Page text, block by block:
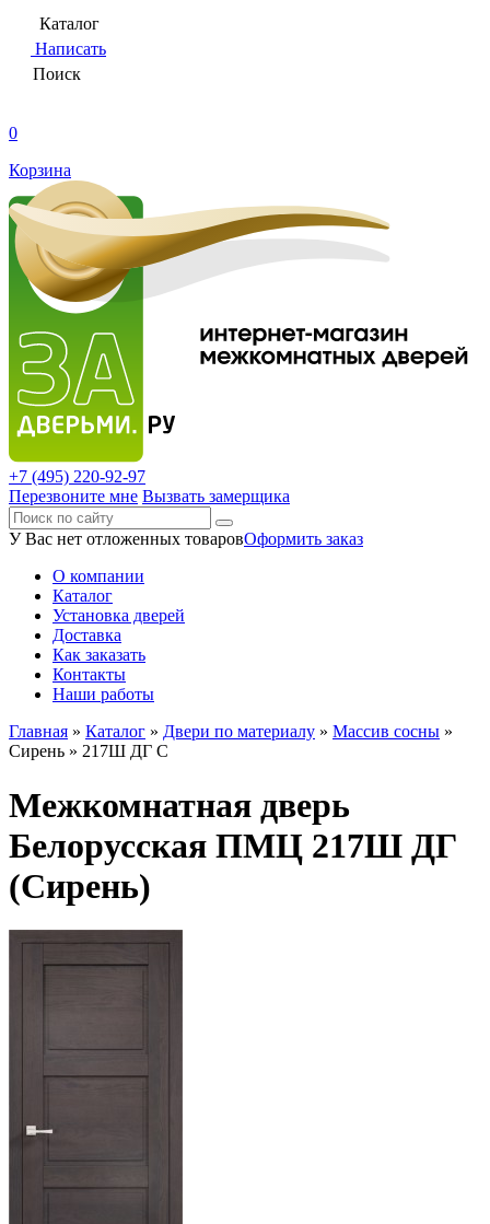
Каталог
Написать
Поиск
0
Корзина
+7 (495) 220-92-97
Перезвоните мне Вызвать замерщика
У Вас нет отложенных товаровОформить заказ
О компании
Каталог
Установка дверей
Доставка
Как заказать
Контакты
Наши работы
Главная » Каталог » Двери по материалу » Массив сосны »
Сирень » 217Ш ДГ С
Межкомнатная дверь
Белорусская ПМЦ 217Ш ДГ
(Сирень)